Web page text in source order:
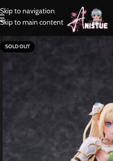
Skip to navigation
Skip to main content
SOLD OUT